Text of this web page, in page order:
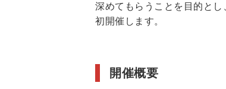
深めてもらうことを目的と
初開催します。
開催概要